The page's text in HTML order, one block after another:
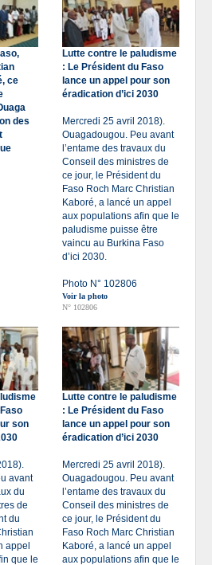
ce
des
Lutte contre le paludisme
: Le Président du Faso
lance un appel pour son
éradication d’ici 2030
Mercredi 25 avril 2018).
Ouagadougou. Peu avant
l’entame des travaux du
Conseil des ministres de
ce jour, le Président du
Faso Roch Marc Christian
Kaboré, a lancé un appel
aux populations afin que le
paludisme puisse être
vaincu au Burkina Faso
d’ici 2030.
Photo N° 102806
Voir la photo
N° 102806
son
avant
du
de
du
appel
que le
Lutte contre le paludisme
: Le Président du Faso
lance un appel pour son
éradication d’ici 2030
Mercredi 25 avril 2018).
Ouagadougou. Peu avant
l’entame des travaux du
Conseil des ministres de
ce jour, le Président du
Faso Roch Marc Christian
Kaboré, a lancé un appel
aux populations afin que le